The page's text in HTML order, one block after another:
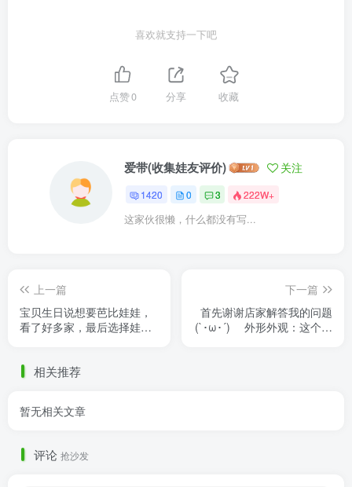
喜欢就支持一下吧
点赞0 分享 收藏
爱带(收集娃友评价) 关注
1420 0 3 222W+
这家伙很懒，什么都没有写...
上一篇
宝贝生日说想要芭比娃娃，
看了好多家，最后选择娃之
了！脸 ......
下一篇
首先谢谢店家解答我的问题
(`･ω･´)ゞ 外形外观：这个衣
相关推荐
暂无相关文章
评论 抢沙发